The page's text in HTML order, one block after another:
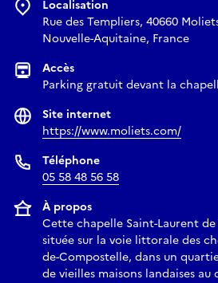
Localisation
Rue des Templiers, 40660
Nouvelle-Aquitaine, France
Accès
Parking gratuit devant la
Site internet
https://www.moliets.com/
Téléphone
05 58 48 56 58
À propos
Cette chapelle Saint-Laurent de
située sur la voie littorale des
de-Compostelle, dans un
de vieilles maisons landaises